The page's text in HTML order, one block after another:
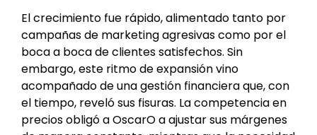
El crecimiento fue rápido, alimentado tanto por
campañas de marketing agresivas como por el
boca a boca de clientes satisfechos. Sin
embargo, este ritmo de expansión vino
acompañado de una gestión financiera que, con
el tiempo, reveló sus fisuras. La competencia en
precios obligó a OscarO a ajustar sus márgenes